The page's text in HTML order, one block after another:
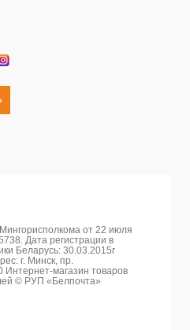
от 22 июля
Дата регистрации в
Беларусь: 30.03.2015г
г. Минск, пр.
Интернет-магазин товаров
© РУП «Белпочта»